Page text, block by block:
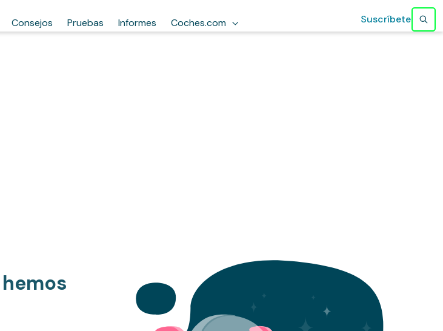
Consejos Pruebas Informes Coches.com Suscríbete